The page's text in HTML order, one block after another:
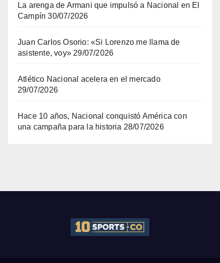
La arenga de Armani que impulsó a Nacional en El
Campín 30/07/2026
Juan Carlos Osorio: «Si Lorenzo me llama de
asistente, voy» 29/07/2026
Atlético Nacional acelera en el mercado
29/07/2026
Hace 10 años, Nacional conquistó América con
una campaña para la historia 28/07/2026